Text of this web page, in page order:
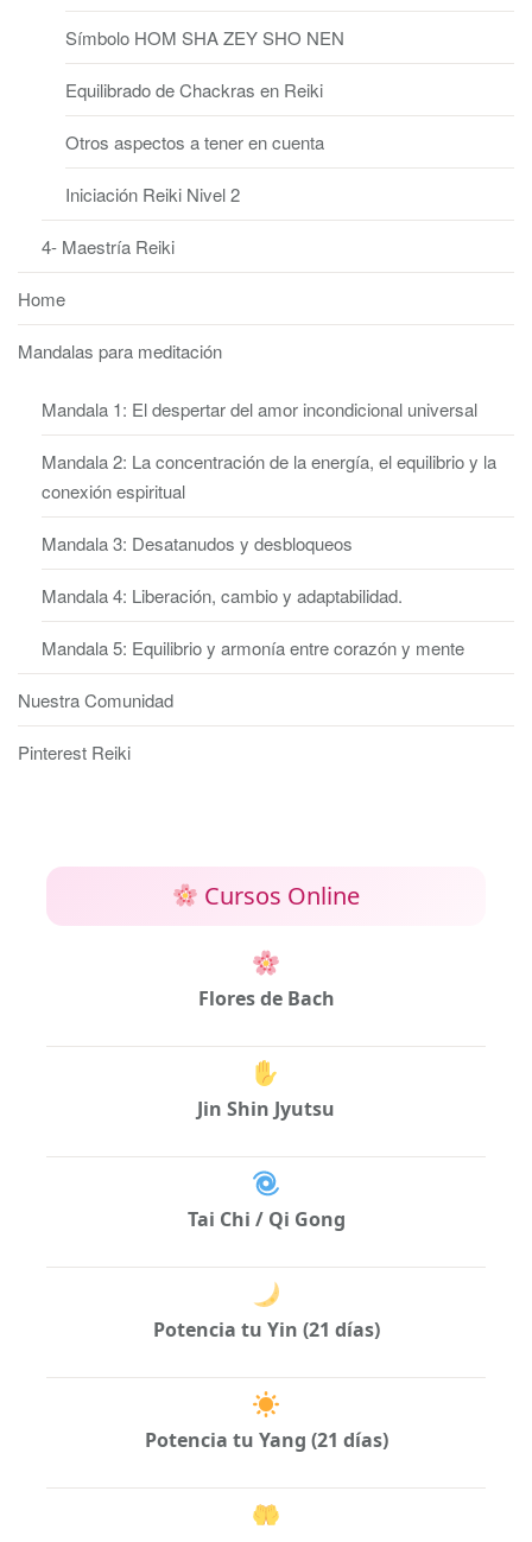
Símbolo HOM SHA ZEY SHO NEN
Equilibrado de Chackras en Reiki
Otros aspectos a tener en cuenta
Iniciación Reiki Nivel 2
4- Maestría Reiki
Home
Mandalas para meditación
Mandala 1: El despertar del amor incondicional universal
Mandala 2: La concentración de la energía, el equilibrio y la
conexión espiritual
Mandala 3: Desatanudos y desbloqueos
Mandala 4: Liberación, cambio y adaptabilidad.
Mandala 5: Equilibrio y armonía entre corazón y mente
Nuestra Comunidad
Pinterest Reiki
Cursos Online
Flores de Bach
Jin Shin Jyutsu
Tai Chi / Qi Gong
Potencia tu Yin (21 días)
Potencia tu Yang (21 días)